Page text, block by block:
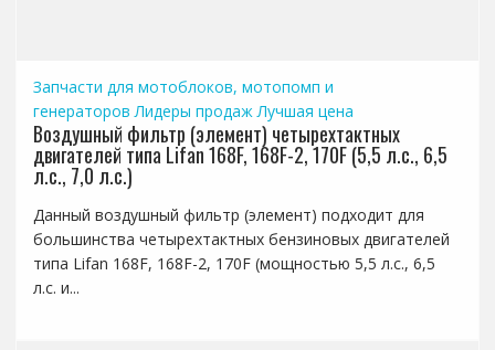
Запчасти для мотоблоков, мотопомп и
генераторов Лидеры продаж Лучшая цена
Воздушный фильтр (элемент) четырехтактных
двигателей типа Lifan 168F, 168F-2, 170F (5,5 л.с., 6,5
л.с., 7,0 л.с.)
Данный воздушный фильтр (элемент) подходит для
большинства четырехтактных бензиновых двигателей
типа Lifan 168F, 168F-2, 170F (мощностью 5,5 л.с., 6,5
л.с. и...